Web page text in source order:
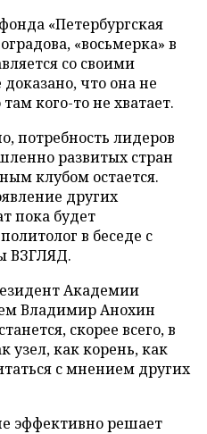
«Петербургская
«восьмерка» в
со своими
что она не
кого-то не хватает.
потребность лидеров
развитых стран
клубом остается.
других
пока будет
в беседе с
ВЗГЛЯД.
Академии
Владимир Анохин
скорее всего, в
как корень, как
с мнением других
эффективно решает